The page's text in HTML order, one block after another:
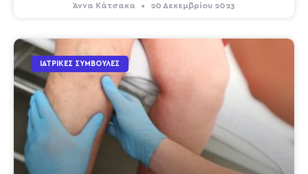
Άννα Κάτσακα 20 Δεκεμβρίου 2023
ΙΑΤΡΙΚΈΣ ΣΥΜΒΟΥΛΈΣ